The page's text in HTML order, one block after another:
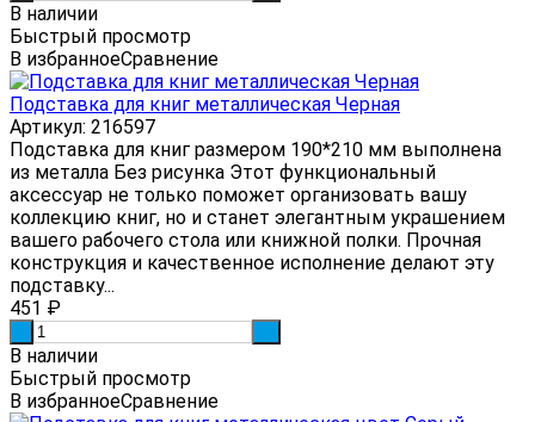
В наличии
Быстрый просмотр
В избранноеСравнение
Подставка для книг металлическая Черная
Артикул: 216597
Подставка для книг размером 190*210 мм выполнена
из металла Без рисунка Этот функциональный
аксессуар не только поможет организовать вашу
коллекцию книг, но и станет элегантным украшением
вашего рабочего стола или книжной полки. Прочная
конструкция и качественное исполнение делают эту
подставку...
451 ₽
В наличии
Быстрый просмотр
В избранноеСравнение